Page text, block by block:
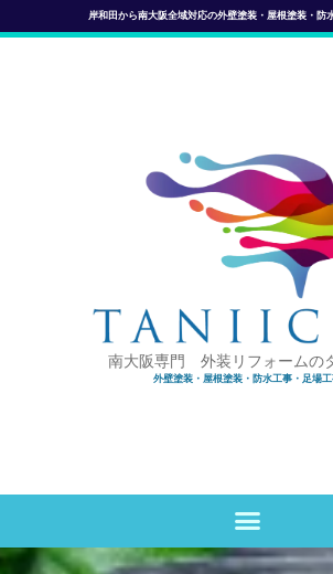
岸和田から南大阪全域対応の外壁塗装・屋根塗装・防
南大阪専門 外装リフォームの
外壁塗装・屋根塗装・防水工事・足場工